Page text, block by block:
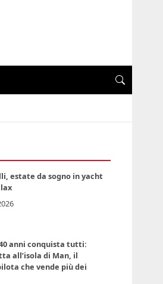
estate da sogno in yacht
anni conquista tutti:
all’isola di Man, il
che vende più dei